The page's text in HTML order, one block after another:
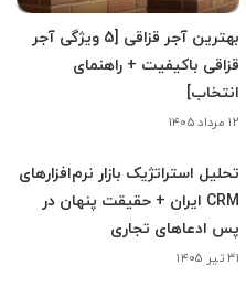
بهترین آجر قزاقی [5 ویژگی آجر
قزاقی باکیفیت + راهنمای
انتخاب]
۱۲ مرداد ۱۴۰۵
تحلیل استراتژیک بازار نرم‌افزارهای
CRM ایران + حقیقت پنهان در
پس ادعاهای تجاری
۳۱ تیر ۱۴۰۵